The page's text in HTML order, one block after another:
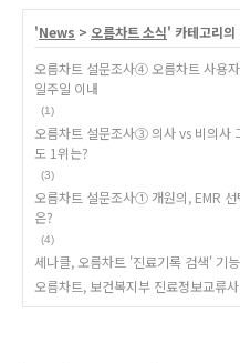
'News > 오름차트 소식' 카테고리의
오름차트 설문조사④ 오름차트 사용
일주일 이내
(1)
오름차트 설문조사③ 의사 vs 비의사
도 1위는?
(3)
오름차트 설문조사① 개원의, EMR 선
은?
(4)
세나클, 오름차트 '진료기록 검색' 기
오름차트, 보건복지부 진료정보교류